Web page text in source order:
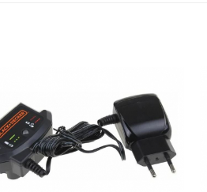
ceasuri